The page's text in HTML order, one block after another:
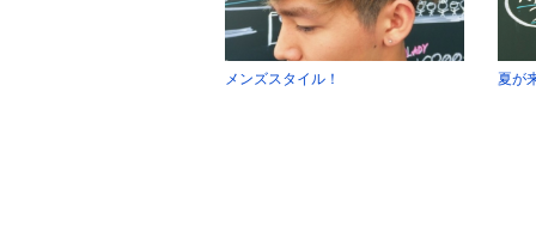
メンズスタイル！ 夏が